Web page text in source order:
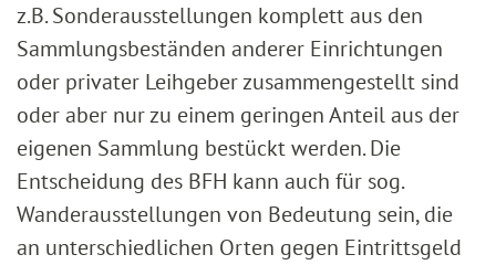
z.B. Sonderausstellungen komplett aus den
Sammlungsbeständen anderer Einrichtungen
oder privater Leihgeber zusammengestellt sind
oder aber nur zu einem geringen Anteil aus der
eigenen Sammlung bestückt werden. Die
Entscheidung des BFH kann auch für sog.
Wanderausstellungen von Bedeutung sein, die
an unterschiedlichen Orten gegen Eintrittsgeld